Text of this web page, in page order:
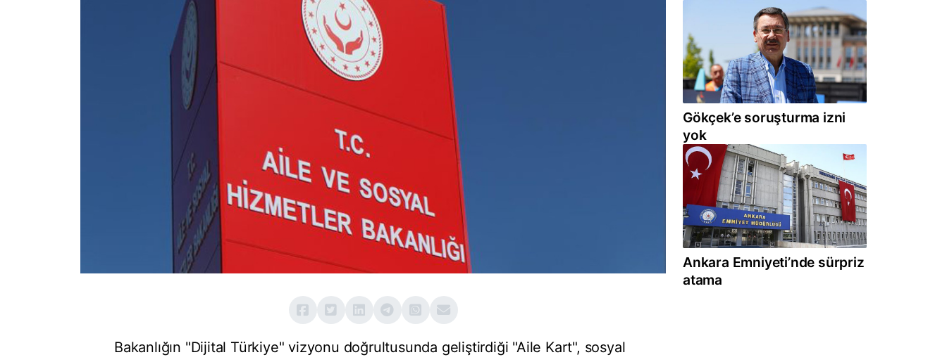
Bakanlığın "Dijital Türkiye" vizyonu doğrultusunda geliştirdiği "Aile Kart", sosyal
Gökçek’e soruşturma izni
yok
Ankara Emniyeti’nde sürpriz
atama